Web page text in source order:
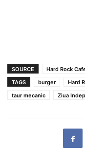
SOURCE
Hard Rock
TAGS
burger Hard
taur mecanic
Ziua